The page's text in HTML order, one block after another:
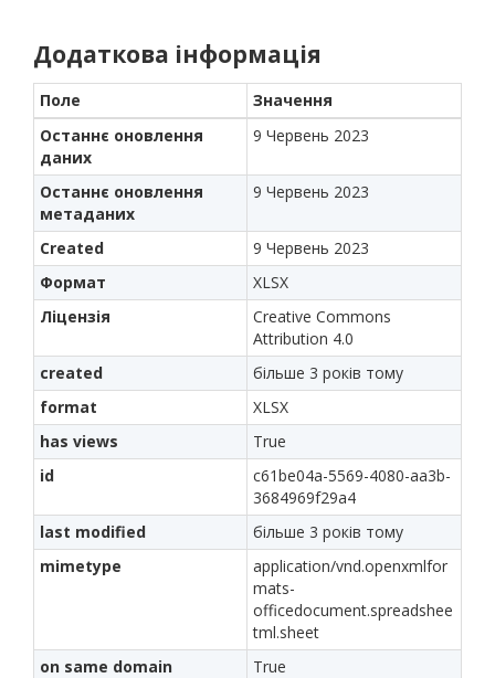
Додаткова інформація
Поле
Значення
Останнє оновлення
даних
9 Червень 2023
Останнє оновлення
метаданих
9 Червень 2023
Created
9 Червень 2023
Формат
XLSX
Ліцензія
Creative Commons
Attribution 4.0
created
більше 3 років тому
format
XLSX
has views
True
id
c61be04a-5569-4080-aa3b-
3684969f29a4
last modified
більше 3 років тому
mimetype
application/vnd.openxmlfor
mats-
officedocument.spreadshee
tml.sheet
on same domain
True